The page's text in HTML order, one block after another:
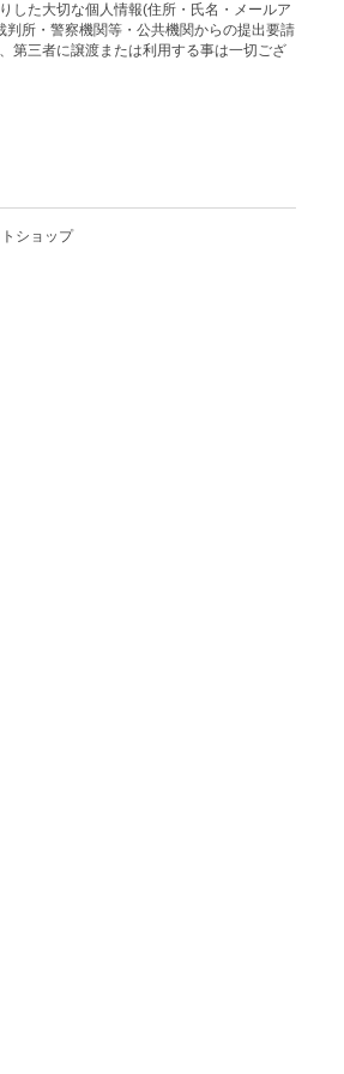
した大切な個人情報(住所・氏名・メールア
判所・警察機関等・公共機関からの提出要請
第三者に譲渡または利用する事は一切ござ
ショップ